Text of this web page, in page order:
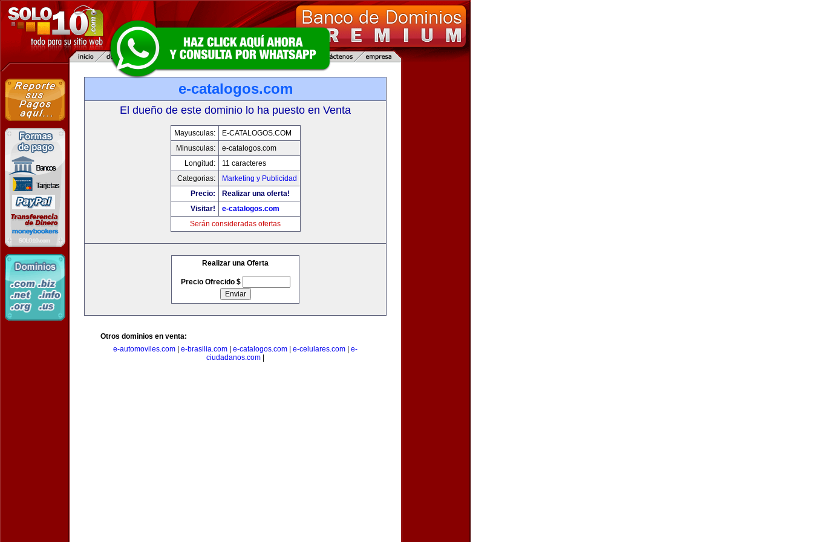
e-catalogos.com
El dueño de este dominio lo ha puesto en Venta
Mayusculas:
E-CATALOGOS.COM
Minusculas:
e-catalogos.com
Longitud:
11 caracteres
Categorias:
Marketing y Publicidad
Precio:
Realizar una oferta!
Visitar!
e-catalogos.com
Serán consideradas ofertas
Realizar una Oferta
Precio Ofrecido $
Otros dominios en venta:
e-automoviles.com
e-brasilia.com e-catalogos.com e-celulares.com
e-
ciudadanos.com